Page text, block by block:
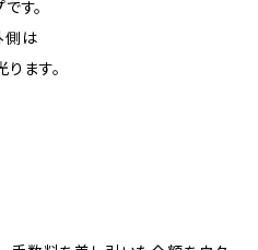
す。
側は
ます。